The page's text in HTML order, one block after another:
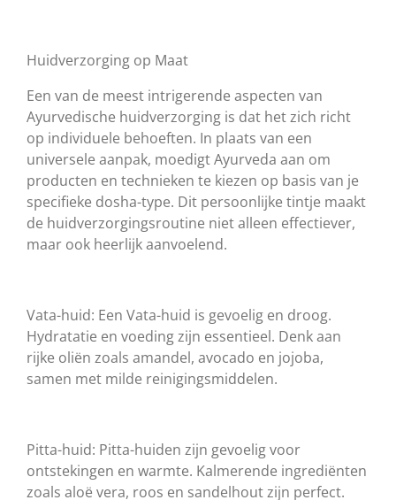
Huidverzorging op Maat
Een van de meest intrigerende aspecten van
Ayurvedische huidverzorging is dat het zich richt
op individuele behoeften. In plaats van een
universele aanpak, moedigt Ayurveda aan om
producten en technieken te kiezen op basis van je
specifieke dosha-type. Dit persoonlijke tintje maakt
de huidverzorgingsroutine niet alleen effectiever,
maar ook heerlijk aanvoelend.
Vata-huid: Een Vata-huid is gevoelig en droog.
Hydratatie en voeding zijn essentieel. Denk aan
rijke oliën zoals amandel, avocado en jojoba,
samen met milde reinigingsmiddelen.
Pitta-huid: Pitta-huiden zijn gevoelig voor
ontstekingen en warmte. Kalmerende ingrediënten
zoals aloë vera, roos en sandelhout zijn perfect.